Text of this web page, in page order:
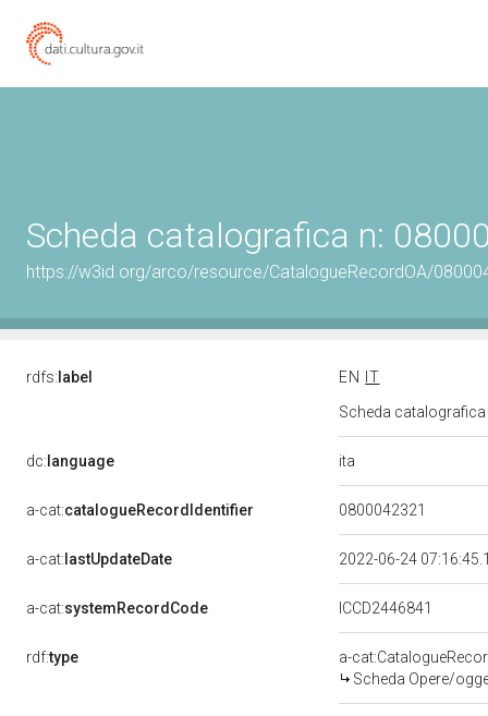
Scheda catalografica n:
https://w3id.org/arco/resource/CatalogueRecordOA/
rdfs: label EN
IT
Scheda
dc: language ita
a-cat:catalogueRecordIdentifier 0800042321
a-cat: lastUpdateDate 2022-06-24
a-cat:systemRecordCode ICCD2446841
rdf:type
a-
Scheda Opere/